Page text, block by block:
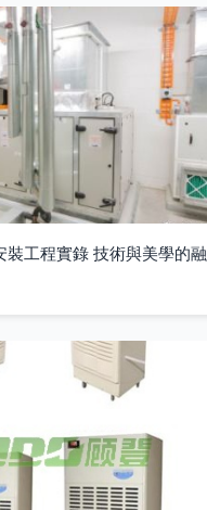
裝工程實錄 技術與美學的融